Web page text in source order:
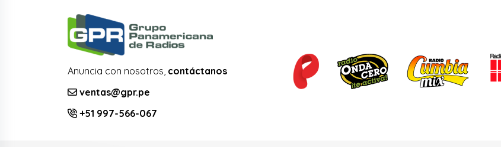
Anuncia con nosotros, contáctanos
ventas@gpr.pe
+51 997-566-067